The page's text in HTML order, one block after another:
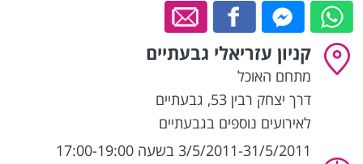
קניון עזריאלי גבעתיים
מתחם האוכל
דרך יצחק רבין 53
, גבעתיים
לאירועים נוספים בגבעתיים
3/5/2011-31/5/2011 בשעה 17:00-19:00